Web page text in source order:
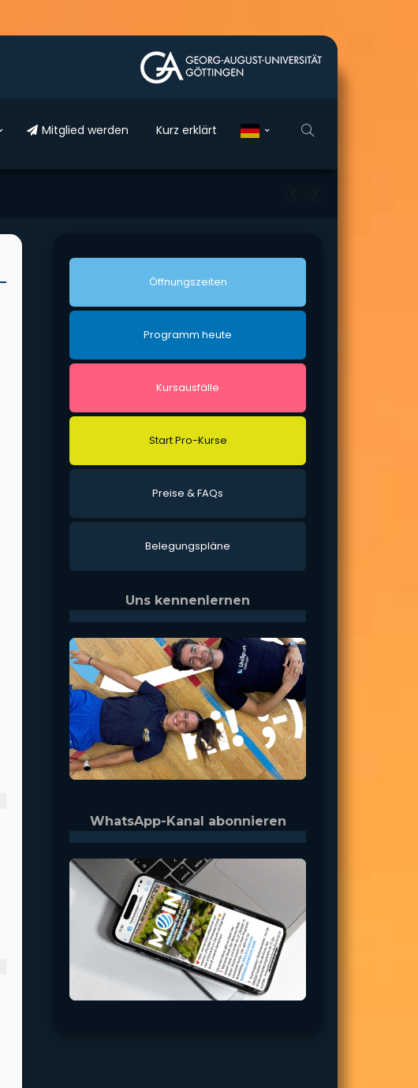
Mit­glied wer­den Kurz erklärt
Öff­nungs­zei­ten
Pro­gramm heu­te
Kurs­aus­fäl­le
Start Pro-Kur­se
Prei­se & FAQs
Bele­gungs­plä­ne
Uns kennenlernen
WhatsApp-Kanal abonnieren